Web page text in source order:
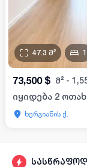
სასწრაფოდ
47.3 მ² 1
73,500 $ მ² -
იყიდება 2
ხერგიანის ქ.